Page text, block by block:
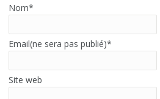
Nom*
Email(ne sera pas publié)*
Site web